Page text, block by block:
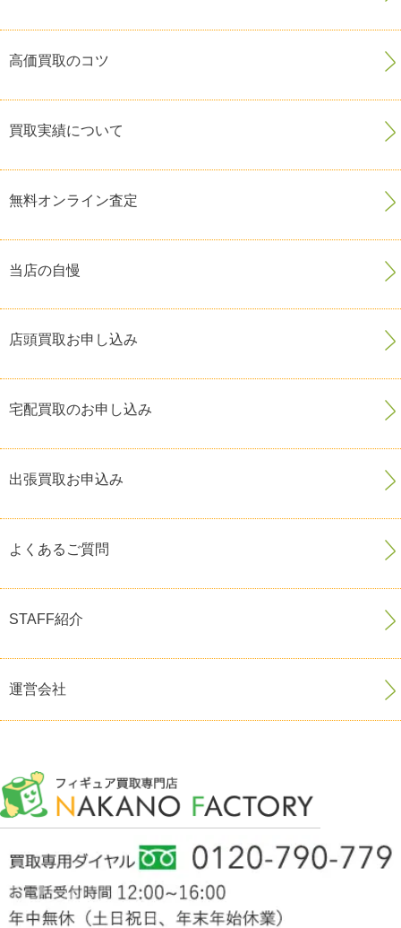
高価買取のコツ
買取実績について
無料オンライン査定
当店の自慢
店頭買取お申し込み
宅配買取のお申し込み
出張買取お申込み
よくあるご質問
STAFF紹介
運営会社